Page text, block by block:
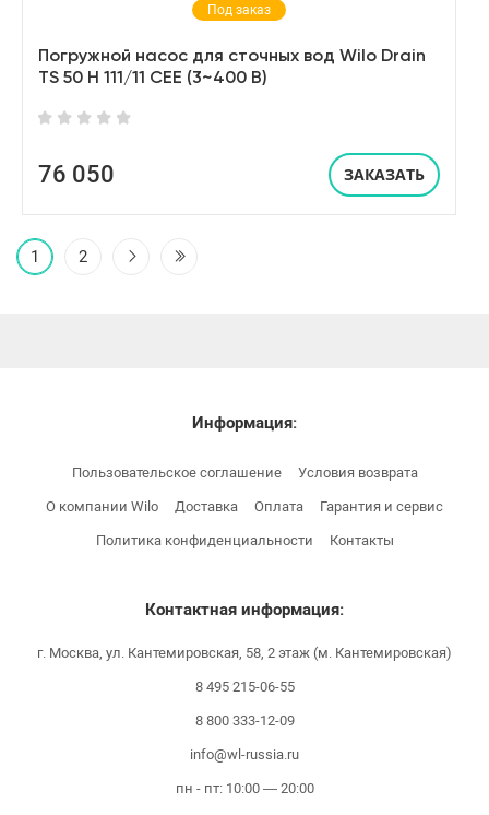
Под заказ
Погружной насос для сточных вод Wilo Drain
TS 50 H 111/11 CEE (3~400 В)
76 050 ЗАКАЗАТЬ
1 2
Информация:
Пользовательское соглашение Условия возврата
О компании Wilo Доставка Оплата Гарантия и сервис
Политика конфиденциальности Контакты
Контактная информация:
г. Москва, ул. Кантемировская, 58, 2 этаж (м. Кантемировская)
8 495 215-06-55
8 800 333-12-09
info@wl-russia.ru
пн - пт: 10:00 — 20:00